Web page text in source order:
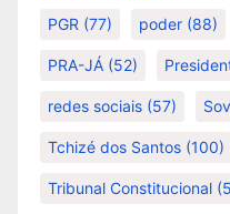
PGR (77) poder (88)
PRA-JÁ (52)
redes sociais (57)
Tchizé dos Santos (100)
Tribunal Constitucional